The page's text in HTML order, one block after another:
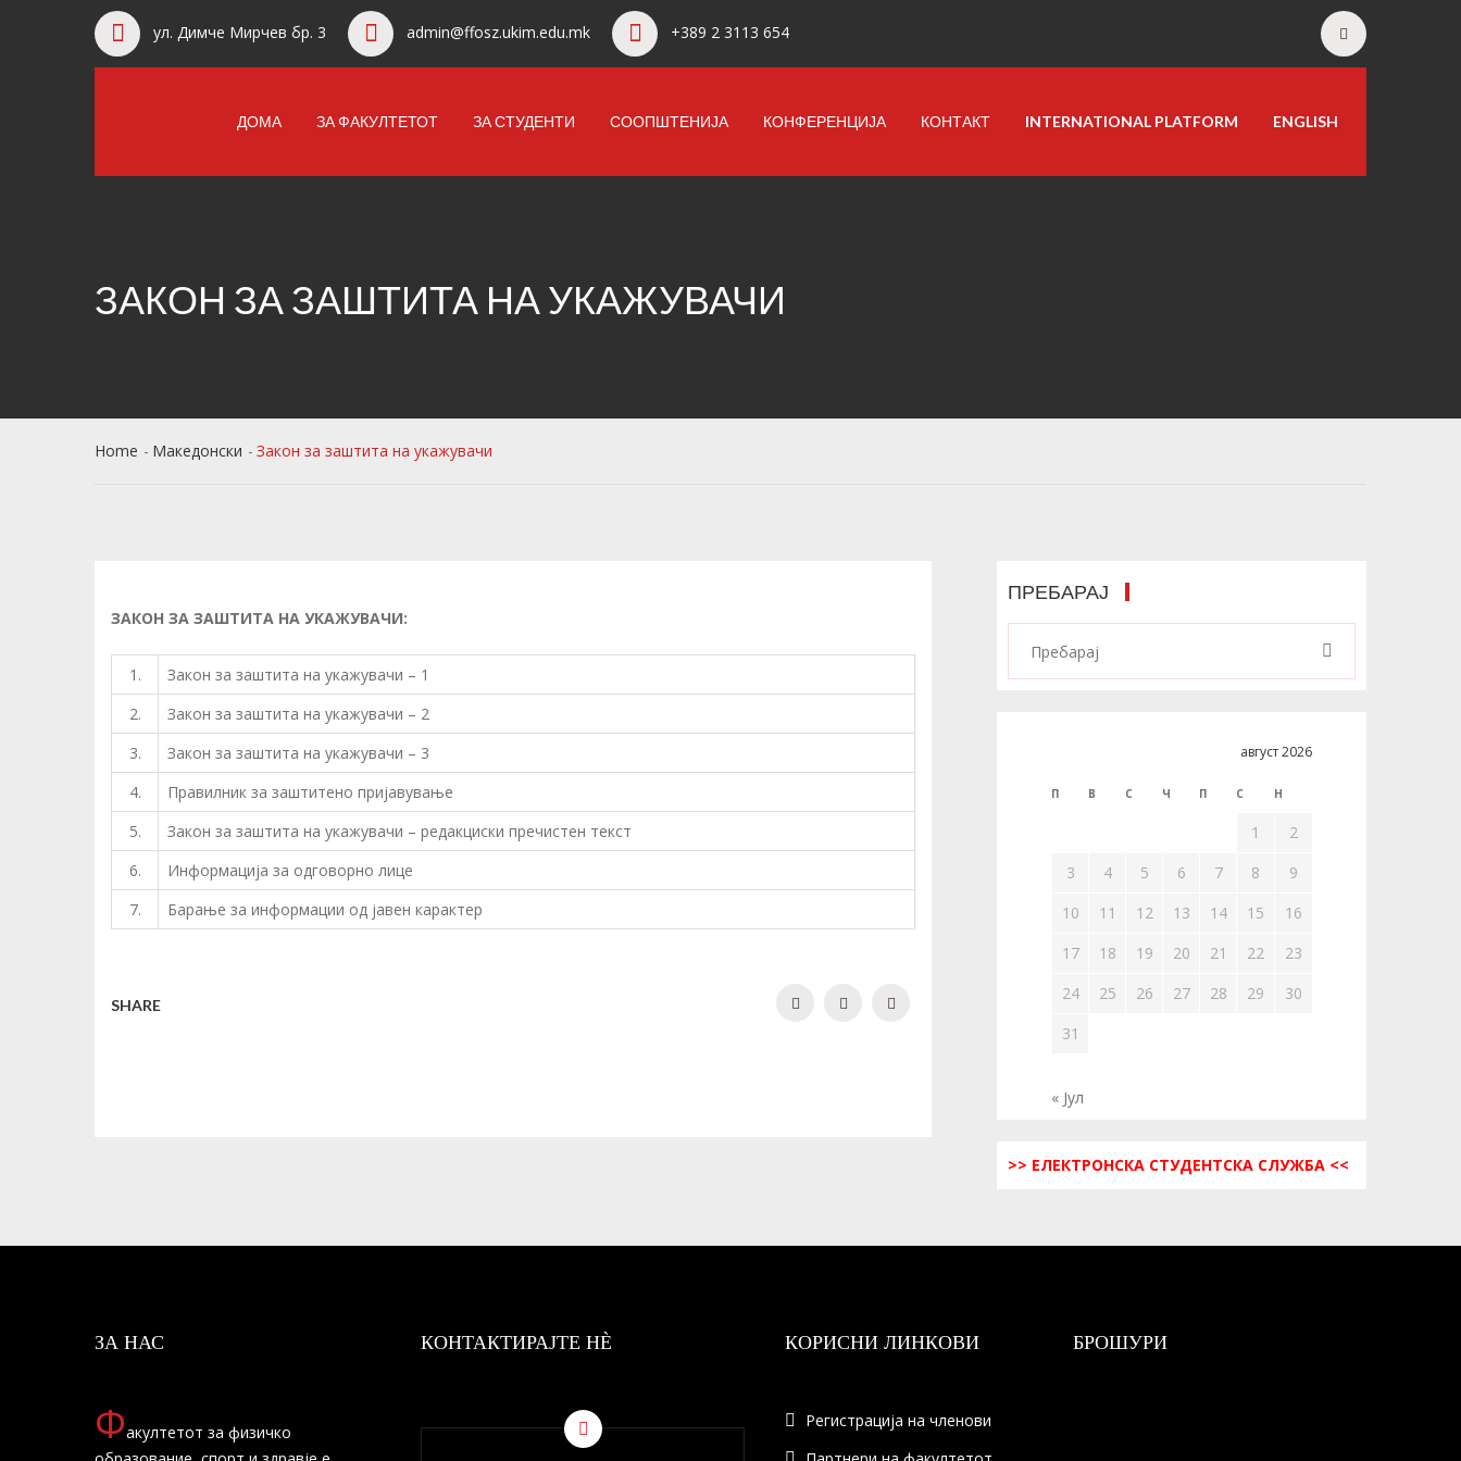
ул. Димче Мирчев бр. 3 admin@ffosz.ukim.edu.mk +389 2 3113 654
ДОМА ЗА ФАКУЛТЕТОТ ЗА СТУДЕНТИ СООПШТЕНИЈА КОНФЕРЕНЦИЈА КОНТАКТ INTERNATIONAL PLATFORM ENGLISH
ЗАКОН ЗА ЗАШТИТА НА УКАЖУВАЧИ
Home Македонски Закон за заштита на укажувачи
ЗАКОН ЗА ЗАШТИТА НА УКАЖУВАЧИ:
1.
Закон за заштита на укажувачи – 1
2.
Закон за заштита на укажувачи – 2
3.
Закон за заштита на укажувачи – 3
4.
Правилник за заштитено пријавување
5.
Закон за заштита на укажувачи – редакциски пречистен текст
6.
Информација за одговорно лице
7.
Барање за информации од јавен карактер
SHARE
ПРЕБАРАЈ
август 2026
П В С Ч П С Н
1
2
3
4 5 6 7 8
9
10
11 12 13 14 15
16
17
18 19 20 21 22
23
24
25 26 27 28 29
30
31
« Јул
>> ЕЛЕКТРОНСКА СТУДЕНТСКА СЛУЖБА <<
ЗА НАС
Факултетот за физичко
КОНТАКТИРАЈТЕ НÈ КОРИСНИ ЛИНКОВИ
Регистрација на членови
БРОШУРИ